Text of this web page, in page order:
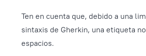
Ten en cuenta que, debido a una
sintaxis de Gherkin, una etiqueta
espacios.